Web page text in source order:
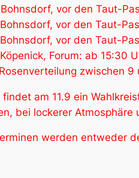
vor den Taut-
vor den Taut-
vor den Taut-
Forum: ab 15:30
zwischen 9
findet am 11.9 ein
bei lockerer
werden entweder